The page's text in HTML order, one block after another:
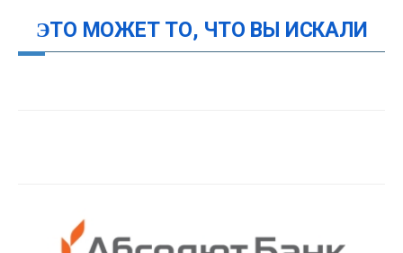
ЭТО МОЖЕТ ТО, ЧТО ВЫ ИСКАЛИ